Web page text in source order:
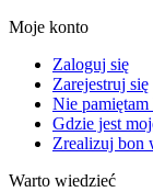
Moje konto
Zaloguj się
Zarejestruj się
Nie pamiętam
Gdzie jest
Zrealizuj bon
Warto wiedzieć